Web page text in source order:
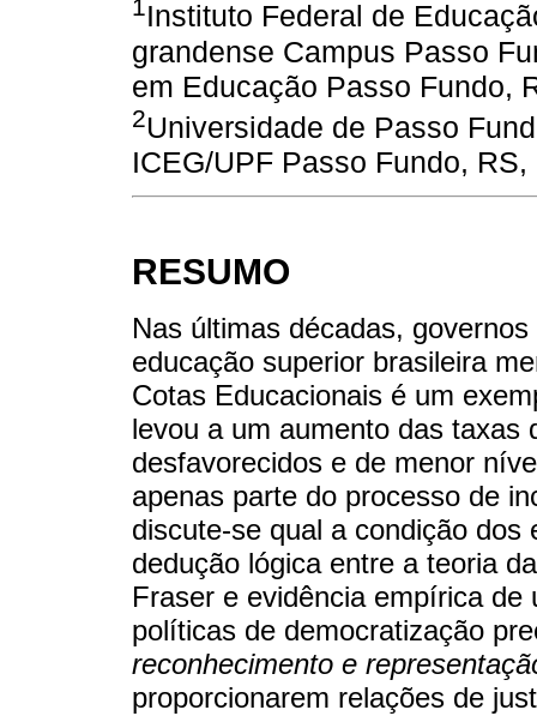
1Instituto Federal de
grandense Campus Passo
em Educação Passo Fundo,
2Universidade de Passo
ICEG/UPF Passo Fundo, RS,
RESUMO
Nas últimas décadas,
educação superior brasileira
Cotas Educacionais é um
levou a um aumento das taxas
desfavorecidos e de menor
apenas parte do processo de
discute-se qual a condição
dedução lógica entre a teoria
Fraser e evidência empírica
políticas de democratização
reconhecimento e
proporcionarem relações de